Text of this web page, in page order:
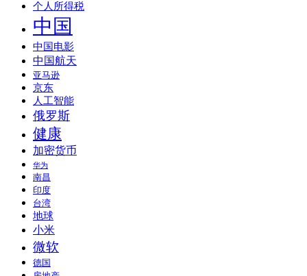
个人所得税
中国
中国电影
中国航天
亚马逊
京东
人工智能
俄罗斯
健康
加密货币
华为
南昌
印度
台湾
地球
小米
微软
德国